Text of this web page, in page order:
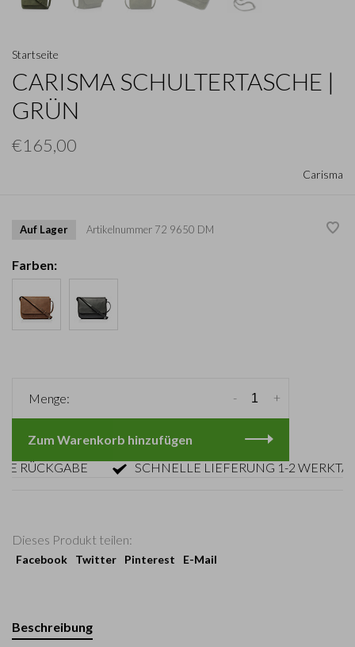
Startseite
CARISMA SCHULTERTASCHE |
GRÜN
€165,00
Carisma
Auf Lager Artikelnummer 72 9650 DM
Farben:
Menge: +
-
Zum Warenkorb hinzufügen
SCHNELLE LIEFERUNG 1-2 WERKTAGE
Dieses Produkt teilen:
Facebook Twitter Pinterest E-Mail
Beschreibung